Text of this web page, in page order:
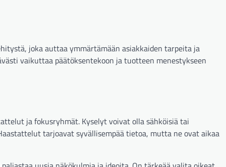
joka auttaa ymmärtämään asiakkaiden tarpeita ja
vaikuttaa päätöksentekoon ja tuotteen menestykseen
ja fokusryhmät. Kyselyt voivat olla sähköisiä tai
tarjoavat syvällisempää tietoa, mutta ne ovat aikaa